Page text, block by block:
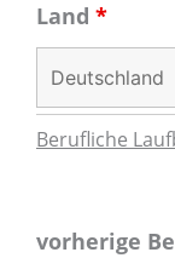
Land *
Berufliche
vorherige